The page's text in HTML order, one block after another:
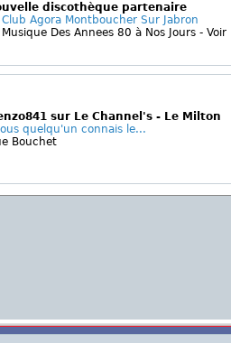
discothèque partenaire
Club Agora Montboucher Sur Jabron
Musique Des Annees 80 à Nos Jours -
sur Le Channel's - Le Milton
quelqu'un connais le...
Bouchet